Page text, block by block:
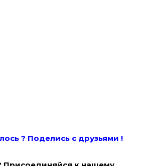
? Поделись с друзьями !